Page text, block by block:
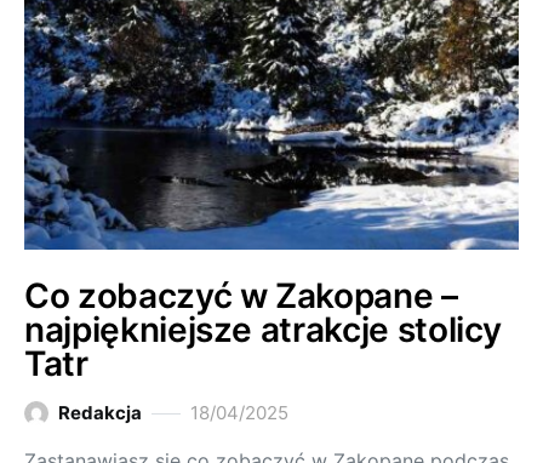
Co zobaczyć w Zakopane –
najpiękniejsze atrakcje stolicy
Tatr
Redakcja 18/04/2025